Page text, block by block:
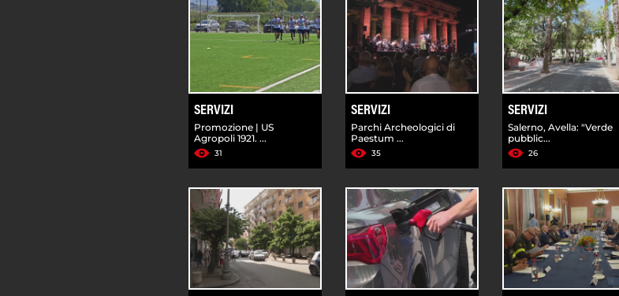
SERVIZI
Promozione | US
Agropoli 1921. ...
31
SERVIZI
Parchi Archeologici di
Paestum ...
35
SERVIZI
Salerno, Avella: "Verde
pubblic...
26